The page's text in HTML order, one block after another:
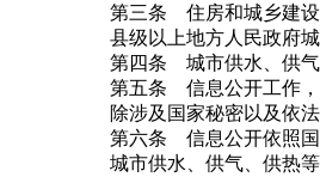
第三条 住房和城乡建设部
县级以上地方人民政府城
第四条 城市供水、供气、
第五条 信息公开工作，应
除涉及国家秘密以及依法
第六条 信息公开依照国家
城市供水、供气、供热等